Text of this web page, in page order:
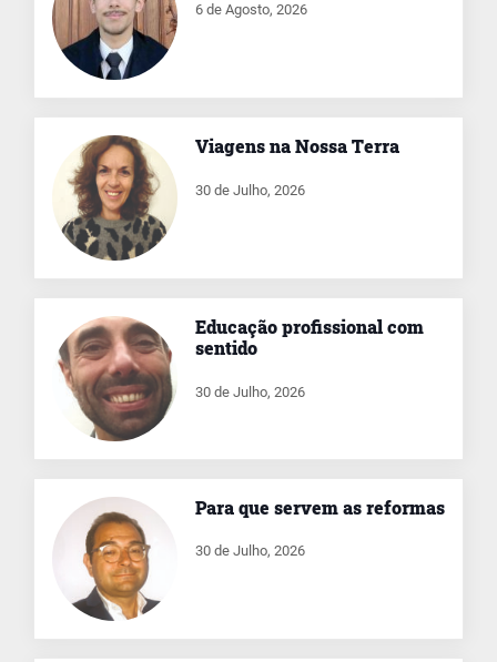
6 de Agosto, 2026
Viagens na Nossa Terra
30 de Julho, 2026
Educação profissional com
sentido
30 de Julho, 2026
Para que servem as reformas
30 de Julho, 2026